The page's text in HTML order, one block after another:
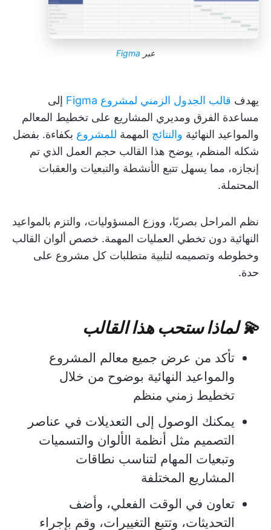
عبر Figma
يهدف قالب الجدول الزمني لمشروع Figma
إلى
مساعدة الفرق ومديري المشاريع على تخطيط المعالم
والمواعيد النهائية والنتائج المهمة للمشروع بكفاءة. بفضل
شكله المنظم، يوضح هذا القالب حجم العمل الذي تم
إنجازه، مما يسهل تتبع الأنشطة والتبعيات والعقبات
المحتملة.
نظم المراحل بصريًا، ووزع المسؤوليات، والتزم بالمواعيد
النهائية دون تخطي العمليات المهمة. خصص ألوان القالب
وخطوطه وتصميمه لتلبية متطلبات كل مشروع على
حدة.
💫 لماذا ستحب هذا القالب
تأكد من عرض جميع معالم المشروع
والمواعيد النهائية بوضوح من خلال
تخطيط زمني منظم
يمكنك الوصول إلى التعديلات في عناصر
التصميم مثل أنظمة الألوان والتسميات
وتبعيات المهام لتناسب نطاقات
المشاريع المختلفة
تعاون في الوقت الفعلي، وأضف
التحديثات، وتتبع التغييرات، وقم بإجراء